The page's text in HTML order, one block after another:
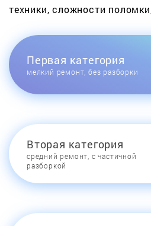
техники, сложности
Первая категория
мелкий ремонт, без разборки
Вторая категория
средний ремонт, с частичной
разборкой